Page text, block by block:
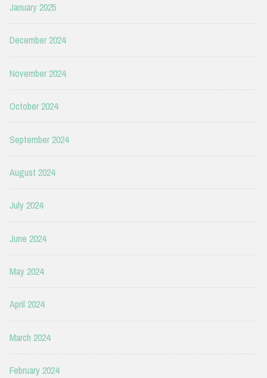
January 2025
December 2024
November 2024
October 2024
September 2024
August 2024
July 2024
June 2024
May 2024
April 2024
March 2024
February 2024